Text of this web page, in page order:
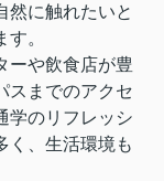
然に触れたいと
。
ーや飲食店が豊
スまでのアクセ
学のリフレッシ
く、生活環境も